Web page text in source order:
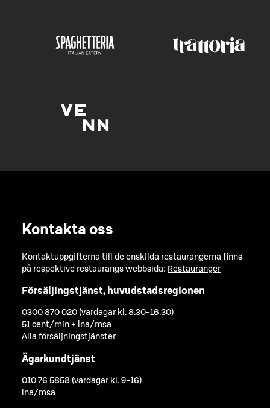
Kontakta oss
Kontaktuppgifterna till de enskilda restaurangerna finns
på respektive restaurangs webbsida: Restauranger
Försäljingstjänst, huvudstadsregionen
0300 870 020 (vardagar kl. 8.30-16.30)
51 cent/min + lna/msa
Alla försäljningstjänster
Ägarkundtjänst
010 76 5858 (vardagar kl. 9-16)
lna/msa